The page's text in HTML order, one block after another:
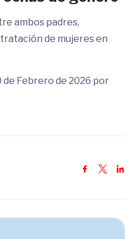
ambos padres,
de mujeres en
de Febrero de 2026 por